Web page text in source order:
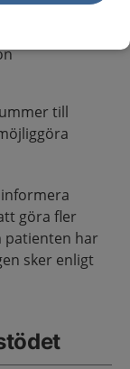
till
göra fler
patienten har
sker enligt